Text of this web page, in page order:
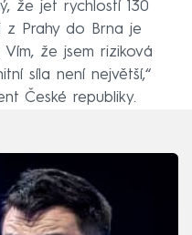
že jet rychlostí 130
z Prahy do Brna je
že jsem riziková
síla není největší,“
České republiky.